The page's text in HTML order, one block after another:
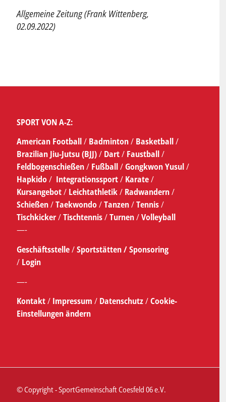
Allgemeine Zeitung (Frank Wittenberg,
02.09.2022)
SPORT VON A-Z:
American Football/ Badminton/ Basketball/
Brazilian Jiu-Jutsu (BJJ)/ Dart/ Faustball/
Feldbogenschießen/ Fußball/Gongkwon Yusul/
Hapkido/ Integrationssport/ Karate/
Kursangebot/Leichtathletik/ Radwandern/
Schießen/Taekwondo/Tanzen/Tennis/
Tischkicker/Tischtennis/Turnen/Volleyball
—-
Geschäftsstelle/Sportstätten /Sponsoring
/ Login
—-
Kontakt/ Impressum / Datenschutz/Cookie-
Einstellungen ändern
© Copyright - SportGemeinschaft Coesfeld 06 e.V.